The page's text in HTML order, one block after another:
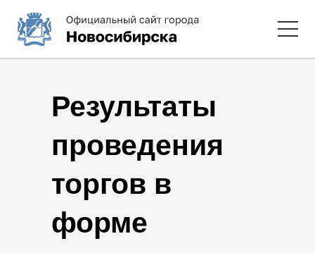
Результаты
проведения
торгов в
форме